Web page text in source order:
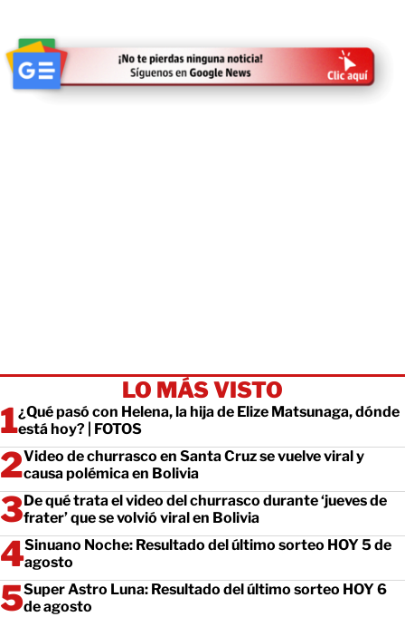
LO MÁS VISTO
¿Qué pasó con Helena, la hija de Elize Matsunaga, dónde
está hoy? | FOTOS
Video de churrasco en Santa Cruz se vuelve viral y
causa polémica en Bolivia
De qué trata el video del churrasco durante ‘jueves de
frater’ que se volvió viral en Bolivia
Sinuano Noche: Resultado del último sorteo HOY 5 de
agosto
Super Astro Luna: Resultado del último sorteo HOY 6
de agosto